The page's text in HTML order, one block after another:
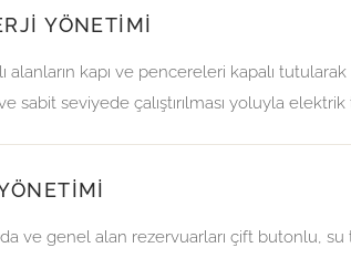
YÖNETIMI
alanların kapı ve pencereleri kapalı
ve sabit seviyede çalıştırılması yoluyla
ve genel alan rezervuarları çift butonlu,